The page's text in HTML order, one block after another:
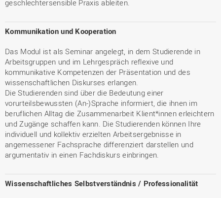
geschlechtersensible Praxis ableiten.
Kommunikation und Kooperation
Das Modul ist als Seminar angelegt, in dem Studierende in
Arbeitsgruppen und im Lehrgespräch reflexive und
kommunikative Kompetenzen der Präsentation und des
wissenschaftlichen Diskurses erlangen.
Die Studierenden sind über die Bedeutung einer
vorurteilsbewussten (An-)Sprache informiert, die ihnen im
beruflichen Alltag die Zusammenarbeit Klient*innen erleichtern
und Zugänge schaffen kann. Die Studierenden können Ihre
individuell und kollektiv erzielten Arbeitsergebnisse in
angemessener Fachsprache differenziert darstellen und
argumentativ in einen Fachdiskurs einbringen.
Wissenschaftliches Selbstverständnis / Professionalität